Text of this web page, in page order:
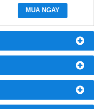
MUA NGAY